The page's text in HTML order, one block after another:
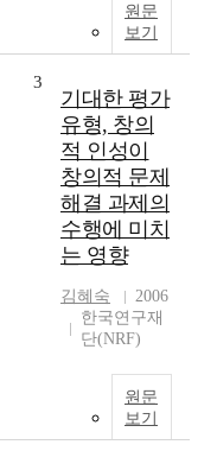
원문
보기
3
기대한 평가
유형, 창의
적 인성이
창의적 문제
해결 과제의
수행에 미치
는 영향
김혜숙
2006
한국연구재
단(NRF)
원문
보기